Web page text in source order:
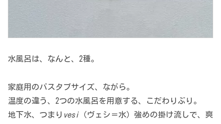
水風呂は、なんと、2種。
家庭用のバスタブサイズ、ながら。
温度の違う、2つの水風呂を用意する、こだわりぶり。
地下水、つまり vesi （ヴェシ＝水）強めの掛け流しで、爽